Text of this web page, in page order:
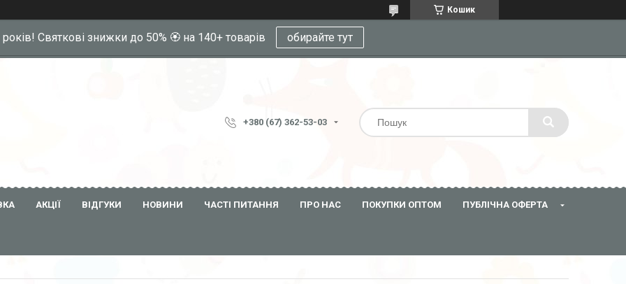
Кошик
Святкові знижки до 50% 🏵️ на 140+ товарів обирайте тут
+380 (67) 362-53-03
АКЦІЇ ВІДГУКИ НОВИНИ ЧАСТІ ПИТАННЯ ПРО НАС ПОКУПКИ ОПТОМ ПУБЛІЧНА ОФЕРТА